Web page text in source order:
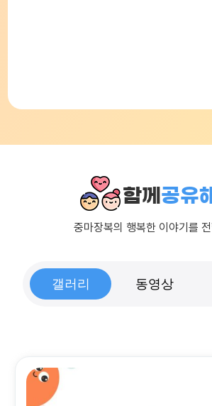
함께 공유
중마장복의 행복한 이야기를
갤러리 동영상